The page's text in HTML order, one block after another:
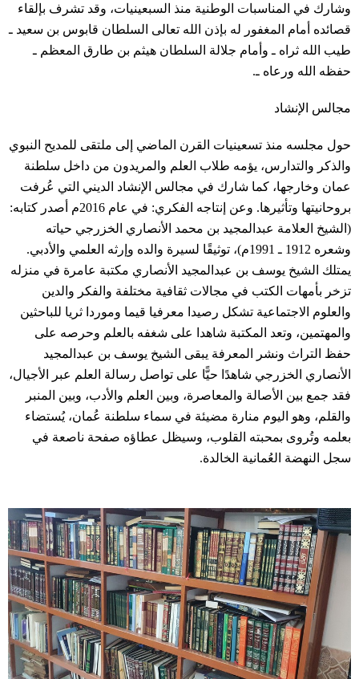
وشارك في المناسبات الوطنية منذ السبعينيات، وقد تشرف بإلقاء
قصائده أمام المغفور له بإذن الله تعالى السلطان قابوس بن سعيد ـ
طيب الله ثراه ـ وأمام جلالة السلطان هيثم بن طارق المعظم ـ
حفظه الله ورعاه ـ.
مجالس الإنشاد
حول مجلسه منذ تسعينيات القرن الماضي إلى ملتقى للمديح النبوي
والذكر والتدارس، يؤمه طلاب العلم والمريدون من داخل سلطنة
عمان وخارجها، كما شارك في مجالس الإنشاد الديني التي عُرفت
بروحانيتها وتأثيرها. وعن إنتاجه الفكري: في عام 2016م أصدر كتابه:
(الشيخ العلامة عبدالمجيد بن محمد الأنصاري الخزرجي حياته
وشعره 1912 ـ 1991م)، توثيقًا لسيرة والده وإرثه العلمي والأدبي.
يمتلك الشيخ يوسف بن عبدالمجيد الأنصاري مكتبة عامرة في منزله
تزخر بأمهات الكتب في مجالات ثقافية مختلفة والفكر والدين
والعلوم الاجتماعية تشكل رصيدا معرفيا قيما وموردا ثريا للباحثين
والمهتمين، وتعد المكتبة شاهدا على شغفه بالعلم وحرصه على
حفظ التراث ونشر المعرفة يبقى الشيخ يوسف بن عبدالمجيد
الأنصاري الخزرجي شاهدًا حيًّا على تواصل رسالة العلم عبر الأجيال،
فقد جمع بين الأصالة والمعاصرة، وبين العلم والأدب، وبين المنبر
والقلم، وهو اليوم منارة مضيئة في سماء سلطنة عُمان، يُستضاء
بعلمه وتُروى بمحبته القلوب، وسيظل عطاؤه صفحة ناصعة في
سجل النهضة العُمانية الخالدة.